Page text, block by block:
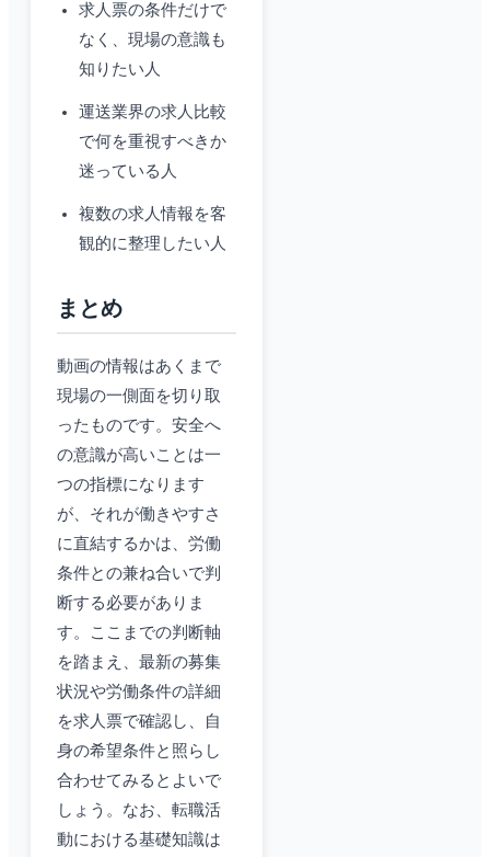
求人票の条件だけで
なく、現場の意識も
知りたい人
運送業界の求人比較
で何を重視すべきか
迷っている人
複数の求人情報を客
観的に整理したい人
まとめ
動画の情報はあくまで
現場の一側面を切り取
ったものです。安全へ
の意識が高いことは一
つの指標になります
が、それが働きやすさ
に直結するかは、労働
条件との兼ね合いで判
断する必要がありま
す。ここまでの判断軸
を踏まえ、最新の募集
状況や労働条件の詳細
を求人票で確認し、自
身の希望条件と照らし
合わせてみるとよいで
しょう。なお、転職活
動における基礎知識は